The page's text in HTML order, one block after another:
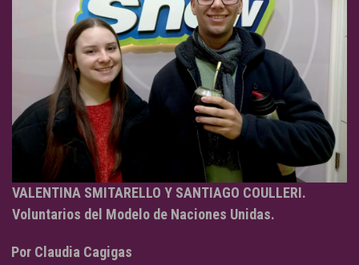
VALENTINA SMITARELLO Y SANTIAGO COULLERI.
Voluntarios del Modelo de Naciones Unidas.
Por Claudia Cagigas